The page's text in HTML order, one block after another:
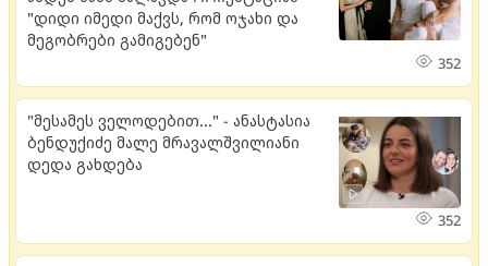
"დიდი იმედი მაქვს, რომ ოჯახი და
მეგობრები გამიგებენ"
352
"მესამეს ველოდებით..." - ანასტასია
ბენდუქიძე მალე მრავალშვილიანი
დედა გახდება
352